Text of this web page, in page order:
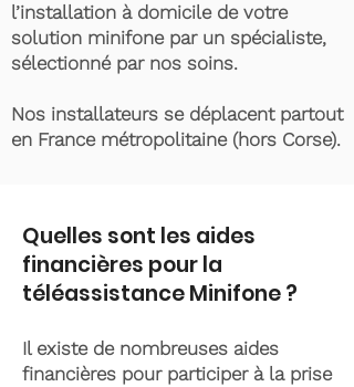
l’installation à domicile de votre
solution minifone par un spécialiste,
sélectionné par nos soins.
Nos installateurs se déplacent partout
en France métropolitaine (hors Corse).
Quelles sont les aides
financières pour la
téléassistance Minifone ?
Il existe de nombreuses aides
financières pour participer à la prise